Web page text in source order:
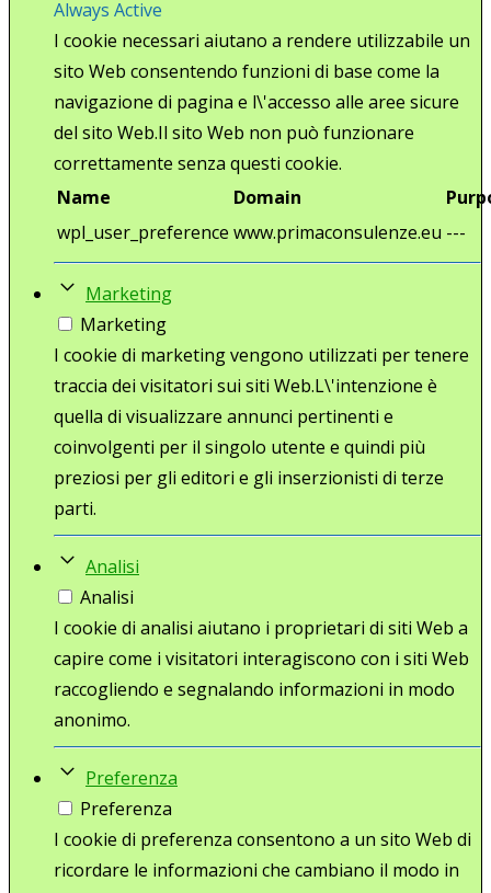
Always Active
I cookie necessari aiutano a rendere utilizzabile un
sito Web consentendo funzioni di base come la
navigazione di pagina e l\'accesso alle aree sicure
del sito Web.Il sito Web non può funzionare
correttamente senza questi cookie.
Name
Domain
wpl_user_preference www.primaconsulenze.eu ---
Marketing
Marketing
I cookie di marketing vengono utilizzati per tenere
traccia dei visitatori sui siti Web.L\'intenzione è
quella di visualizzare annunci pertinenti e
coinvolgenti per il singolo utente e quindi più
preziosi per gli editori e gli inserzionisti di terze
parti.
Analisi
Analisi
I cookie di analisi aiutano i proprietari di siti Web a
capire come i visitatori interagiscono con i siti Web
raccogliendo e segnalando informazioni in modo
anonimo.
Preferenza
Preferenza
I cookie di preferenza consentono a un sito Web di
ricordare le informazioni che cambiano il modo in